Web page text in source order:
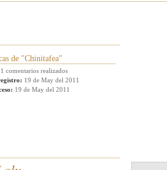
de "Chinitafea"
1 comentarios realizados
19 de May del 2011
19 de May del 2011